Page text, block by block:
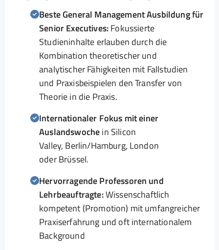
Beste General Management Ausbildung für
Senior Executives:Fokussierte
Studieninhalte erlauben durch die
Kombination theoretischer und
analytischer Fähigkeiten mit Fallstudien
und Praxisbeispielen den Transfer von
Theorie in die Praxis.
Internationaler Fokus mit einer
Auslandswochein Silicon
Valley, Berlin/Hamburg, London
oder Brüssel.
Hervorragende Professoren und
Lehrbeauftragte:Wissenschaftlich
kompetent (Promotion) mit umfangreicher
Praxiserfahrung und oft internationalem
Background